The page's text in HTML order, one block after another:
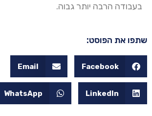
בעבודה הרבה יותר גבוה.
שתפו את הפוסט:
Facebook
Email
LinkedIn
WhatsApp